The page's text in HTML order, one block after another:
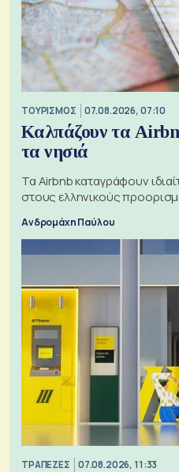
ΤΟΥΡΙΣΜΟΣ 07.08.2026, 07:10
Καλπάζουν τα
τα νησιά
Τα Airbnb καταγράφουν
στους ελληνικούς
Ανδρομάχη Παύλου
ΤΡΑΠΕΖΕΣ 07.08.2026, 11:33